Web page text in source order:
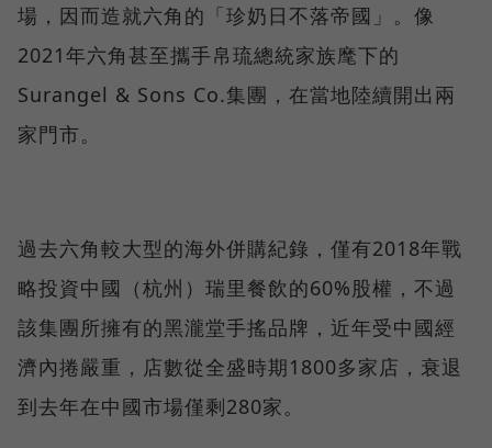
場，因而造就六角的「珍奶日不落帝國」。像
2021年六角甚至攜手帛琉總統家族麾下的
Surangel & Sons Co.集團，在當地陸續開出兩
家門市。
過去六角較大型的海外併購紀錄，僅有2018年戰
略投資中國（杭州）瑞里餐飲的60%股權，不過
該集團所擁有的黑瀧堂手搖品牌，近年受中國經
濟內捲嚴重，店數從全盛時期1800多家店，衰退
到去年在中國市場僅剩280家。